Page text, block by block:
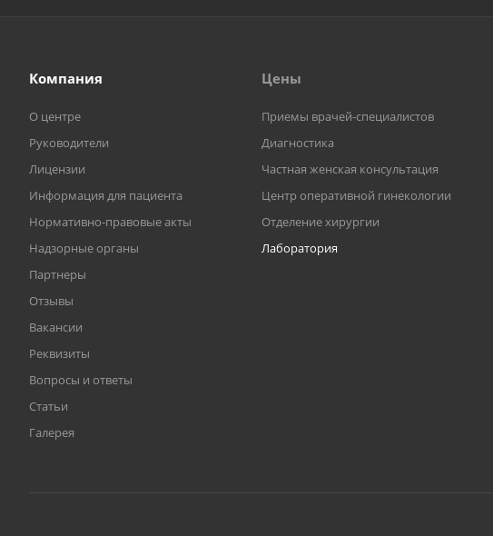
Компания
О центре
Руководители
Лицензии
Информация для пациента
Нормативно-правовые акты
Надзорные органы
Партнеры
Отзывы
Вакансии
Реквизиты
Вопросы и ответы
Статьи
Галерея
Цены
Приемы врачей-специалистов
Диагностика
Частная женская консультация
Центр оперативной гинекологии
Отделение хирургии
Лаборатория